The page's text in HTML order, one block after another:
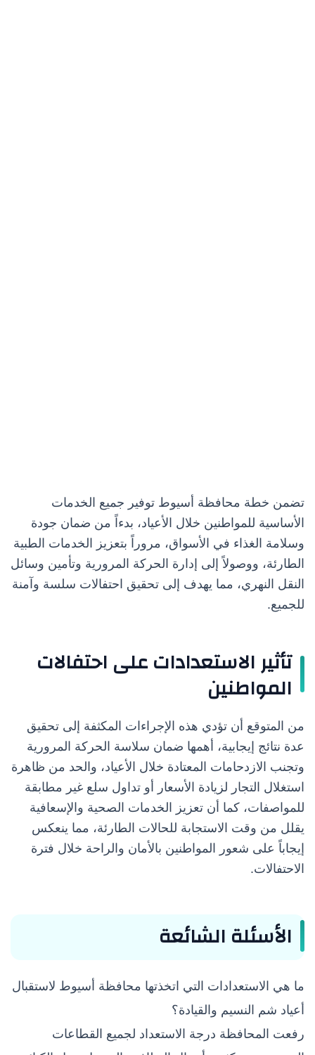
تضمن خطة محافظة أسيوط توفير جميع الخدمات
الأساسية للمواطنين خلال الأعياد، بدءاً من ضمان جودة
وسلامة الغذاء في الأسواق، مروراً بتعزيز الخدمات الطبية
الطارئة، ووصولاً إلى إدارة الحركة المرورية وتأمين وسائل
النقل النهري، مما يهدف إلى تحقيق احتفالات سلسة وآمنة
للجميع.
تأثير الاستعدادات على احتفالات
المواطنين
من المتوقع أن تؤدي هذه الإجراءات المكثفة إلى تحقيق
عدة نتائج إيجابية، أهمها ضمان سلاسة الحركة المرورية
وتجنب الازدحامات المعتادة خلال الأعياد، والحد من ظاهرة
استغلال التجار لزيادة الأسعار أو تداول سلع غير مطابقة
للمواصفات، كما أن تعزيز الخدمات الصحية والإسعافية
يقلل من وقت الاستجابة للحالات الطارئة، مما ينعكس
إيجاباً على شعور المواطنين بالأمان والراحة خلال فترة
الاحتفالات.
الأسئلة الشائعة
ما هي الاستعدادات التي اتخذتها محافظة أسيوط لاستقبال
أعياد شم النسيم والقيادة؟
رفعت المحافظة درجة الاستعداد لجميع القطاعات